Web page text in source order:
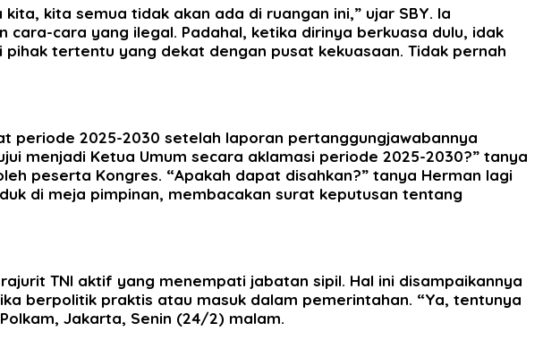
kita semua tidak akan ada di ruangan ini,” ujar SBY. Ia
cara yang ilegal. Padahal, ketika dirinya berkuasa dulu, idak
tertentu yang dekat dengan pusat kekuasaan. Tidak pernah
periode 2025-2030 setelah laporan pertanggungjawabannya
menjadi Ketua Umum secara aklamasi periode 2025-2030?” tanya
peserta Kongres. “Apakah dapat disahkan?” tanya Herman lagi
di meja pimpinan, membacakan surat keputusan tentang
TNI aktif yang menempati jabatan sipil. Hal ini disampaikannya
berpolitik praktis atau masuk dalam pemerintahan. “Ya, tentunya
Jakarta, Senin (24/2) malam.